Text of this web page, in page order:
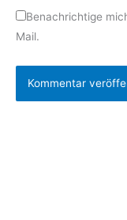
Benachrichtige
Mail.